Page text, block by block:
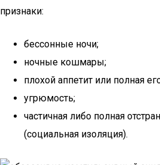
признаки:
бессонные ночи;
ночные кошмары;
плохой аппетит или полная
угрюмость;
частичная либо полная
(социальная изоляция).